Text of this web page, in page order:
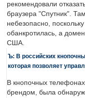
рекомендовали
браузера "Спутник".
небезопасно,
обанкротилась, а
США.
Ъ: В российских
которая позволяет
В кнопочных
брендом, была